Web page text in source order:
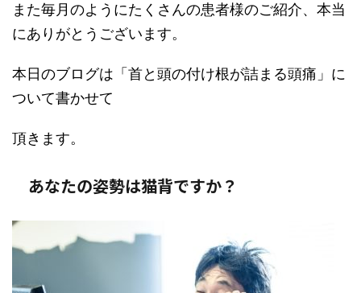
また毎月のようにたくさんの患者様のご紹介、本当
にありがとうございます。
本日のブログは「首と頭の付け根が詰まる頭痛」に
ついて書かせて
頂きます。
あなたの姿勢は猫背ですか？